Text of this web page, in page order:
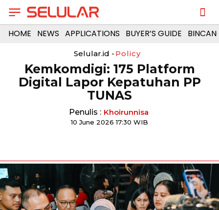
HOME NEWS APPLICATIONS BUYER’S GUIDE
Selular.id - Policy
Kemkomdigi: 175 Platform
Digital Lapor Kepatuhan PP
TUNAS
Penulis : Khoirunnisa
10 June 2026 17:30 WIB